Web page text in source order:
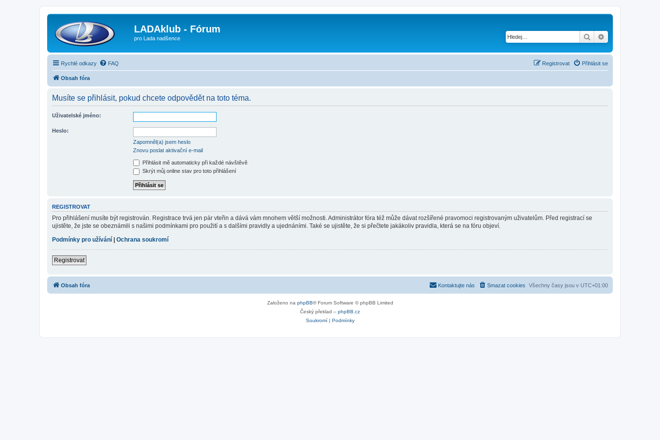
LADAklub - Fórum
pro Lada nadšence Hledat
Rychlé odkazy FAQ Přihlásit se
Registrovat
Obsah fóra
Musíte se přihlásit, pokud chcete odpovědět na toto téma.
Uživatelské jméno:
Heslo:
Zapomněl(a) jsem heslo
Znovu poslat aktivační e-mail
Přihlásit mě automaticky při každé návštěvě
Skrýt můj online stav pro toto přihlášení
REGISTROVAT
Pro přihlášení musíte být registrován. Registrace trvá jen pár vteřin a dává vám mnohem větší možnosti. Administrátor fóra též může dávat rozšířené pravomoci registrovaným uživatelům. Před registrací se
ujistěte, že jste se obeznámili s našimi podmínkami pro použití a s dalšími pravidly a ujednáními. Také se ujistěte, že si přečtete jakákoliv pravidla, která se na fóru objeví.
Podmínky pro užívání
Ochrana soukromí
Registrovat
Obsah fóra Všechny časy jsou v UTC+01:00
Smazat cookies
Kontaktujte nás
Založeno na phpBB® Forum Software © phpBB Limited
Český překlad – phpBB.cz
Soukromí| Podmínky